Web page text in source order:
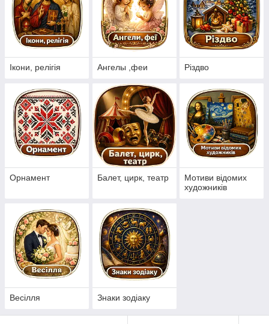
Ікони, релігія Ангелы ,феи Різдво
Орнамент Балет, цирк, театр
Мотиви відомих
художників
Весілля Знаки зодіаку